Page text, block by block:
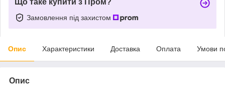
Замовлення під захистом
Опис Характеристики Доставка Оплата Умови
Опис